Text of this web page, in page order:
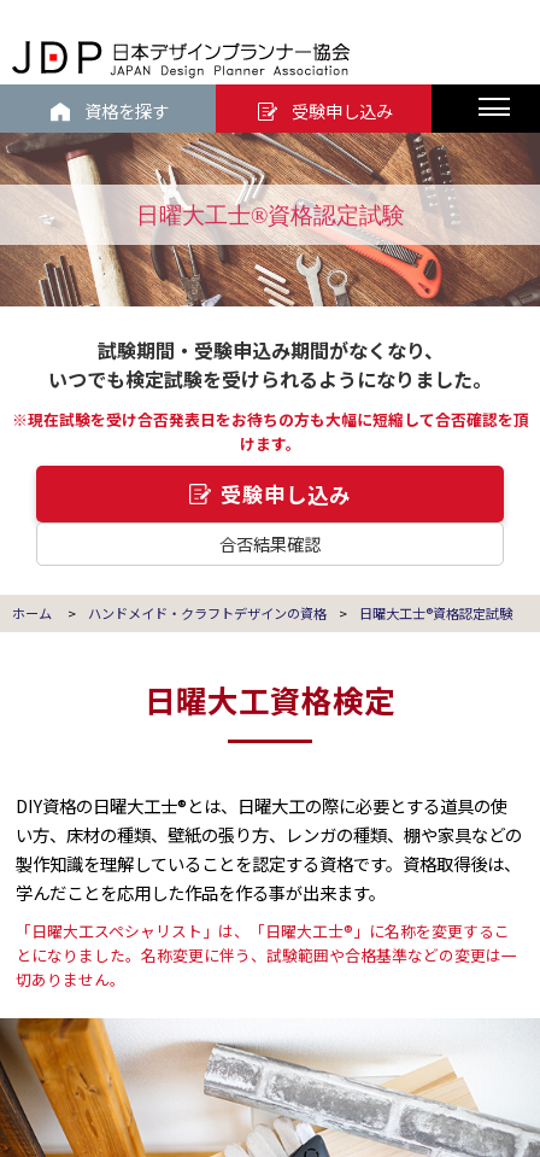
資格を探す 受験申し込み
日曜大工士®資格認定試験
試験期間・受験申込み期間がなくなり、
いつでも検定試験を受けられるようになりました。
※現在試験を受け合否発表日をお待ちの方も大幅に短縮して合否確認を頂
けます。
受験申し込み
合否結果確認
ホーム > ハンドメイド・クラフトデザインの資格 > 日曜大工士®資格認定試験
日曜大工資格検定
DIY資格の日曜大工士®とは、日曜大工の際に必要とする道具の使
い方、床材の種類、壁紙の張り方、レンガの種類、棚や家具などの
製作知識を理解していることを認定する資格です。資格取得後は、
学んだことを応用した作品を作る事が出来ます。
「日曜大工スペシャリスト」は、「日曜大工士®」に名称を変更するこ
とになりました。名称変更に伴う、試験範囲や合格基準などの変更は一
切ありません。